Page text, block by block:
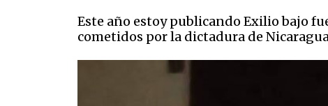
Este año estoy publicando Exilio bajo
cometidos por la dictadura de